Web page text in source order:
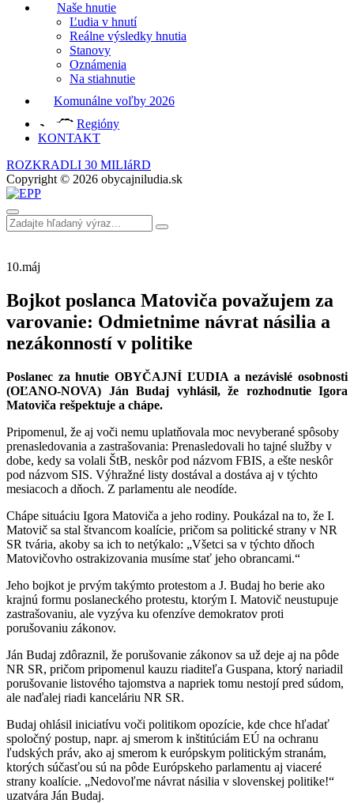
Naše hnutie
Ľudia v hnutí
Reálne výsledky hnutia
Stanovy
Oznámenia
Na stiahnutie
Komunálne voľby 2026
Regióny
KONTAKT
ROZKRADLI 30 MILIáRD
Copyright © 2026 obycajniludia.sk
10.máj
Bojkot poslanca Matoviča považujem za
varovanie: Odmietnime návrat násilia a
nezákonností v politike
Poslanec za hnutie OBYČAJNÍ ĽUDIA a nezávislé osobnosti
(OĽANO-NOVA) Ján Budaj vyhlásil, že rozhodnutie Igora
Matoviča rešpektuje a chápe.
Pripomenul, že aj voči nemu uplatňovala moc nevyberané spôsoby
prenasledovania a zastrašovania: Prenasledovali ho tajné služby v
dobe, kedy sa volali ŠtB, neskôr pod názvom FBIS, a ešte neskôr
pod názvom SIS. Výhražné listy dostával a dostáva aj v týchto
mesiacoch a dňoch. Z parlamentu ale neodíde.
Chápe situáciu Igora Matoviča a jeho rodiny. Poukázal na to, že I.
Matovič sa stal štvancom koalície, pričom sa politické strany v NR
SR tvária, akoby sa ich to netýkalo: „Všetci sa v týchto dňoch
Matovičovho ostrakizovania musíme stať jeho obrancami.“
Jeho bojkot je prvým takýmto protestom a J. Budaj ho berie ako
krajnú formu poslaneckého protestu, ktorým I. Matovič neustupuje
zastrašovaniu, ale vyzýva ku ofenzíve demokratov proti
porušovaniu zákonov.
Ján Budaj zdôraznil, že porušovanie zákonov sa už deje aj na pôde
NR SR, pričom pripomenul kauzu riaditeľa Guspana, ktorý nariadil
porušovanie listového tajomstva a napriek tomu nestojí pred súdom,
ale naďalej riadi kanceláriu NR SR.
Budaj ohlásil iniciatívu voči politikom opozície, kde chce hľadať
spoločný postup, napr. aj smerom k inštitúciám EÚ na ochranu
ľudských práv, ako aj smerom k európskym politickým stranám,
ktorých súčasťou sú na pôde Európskeho parlamentu aj viaceré
strany koalície. „Nedovoľme návrat násilia v slovenskej politike!“
uzatvára Ján Budaj.